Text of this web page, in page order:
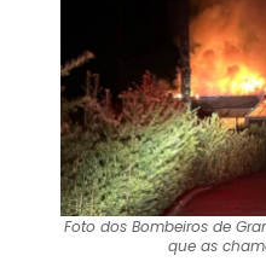
Foto dos Bombeiros de
que as